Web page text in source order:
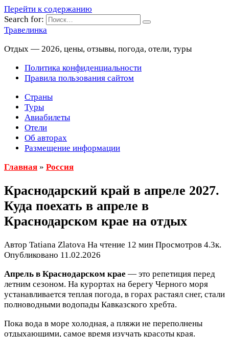
Перейти к содержанию
Search for:
Травелинка
Отдых — 2026, цены, отзывы, погода, отели, туры
Политика конфиденциальности
Правила пользования сайтом
Страны
Туры
Авиабилеты
Отели
Об авторах
Размещение информации
Главная » Россия
Краснодарский край в апреле 2027.
Куда поехать в апреле в
Краснодарском крае на отдых
Автор Tatiana Zlatova На чтение 12 мин Просмотров 4.3к.
Опубликовано 11.02.2026
Апрель в Краснодарском крае — это репетиция перед
летним сезоном. На курортах на берегу Черного моря
устанавливается теплая погода, в горах растаял снег, стали
полноводными водопады Кавказского хребта.
Пока вода в море холодная, а пляжи не переполнены
отдыхающими, самое время изучать красоты края.